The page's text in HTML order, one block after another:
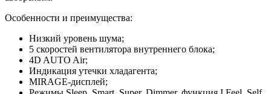
Особенности и преимущества:
Низкий уровень шума;
5 скоростей вентилятора внутреннего блока;
4D AUTO Air;
Индикация утечки хладагента;
MIRAGE-дисплей;